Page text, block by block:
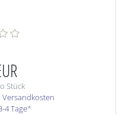
Stück
Versandkosten
4 Tage*